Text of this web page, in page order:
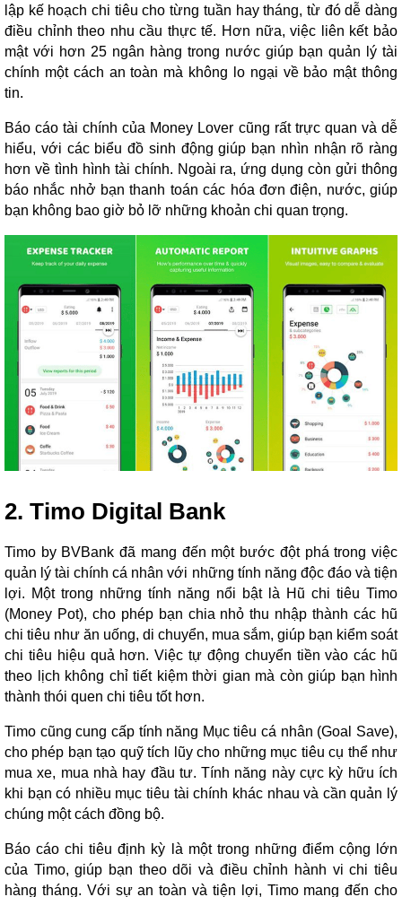
lập kế hoạch chi tiêu cho từng tuần hay tháng, từ đó dễ dàng
điều chỉnh theo nhu cầu thực tế. Hơn nữa, việc liên kết bảo
mật với hơn 25 ngân hàng trong nước giúp bạn quản lý tài
chính một cách an toàn mà không lo ngại về bảo mật thông
tin.
Báo cáo tài chính của Money Lover cũng rất trực quan và dễ
hiểu, với các biểu đồ sinh động giúp bạn nhìn nhận rõ ràng
hơn về tình hình tài chính. Ngoài ra, ứng dụng còn gửi thông
báo nhắc nhở bạn thanh toán các hóa đơn điện, nước, giúp
bạn không bao giờ bỏ lỡ những khoản chi quan trọng.
2. Timo Digital Bank
Timo by BVBank đã mang đến một bước đột phá trong việc
quản lý tài chính cá nhân với những tính năng độc đáo và tiện
lợi. Một trong những tính năng nổi bật là Hũ chi tiêu Timo
(Money Pot), cho phép bạn chia nhỏ thu nhập thành các hũ
chi tiêu như ăn uống, di chuyển, mua sắm, giúp bạn kiểm soát
chi tiêu hiệu quả hơn. Việc tự động chuyển tiền vào các hũ
theo lịch không chỉ tiết kiệm thời gian mà còn giúp bạn hình
thành thói quen chi tiêu tốt hơn.
Timo cũng cung cấp tính năng Mục tiêu cá nhân (Goal Save),
cho phép bạn tạo quỹ tích lũy cho những mục tiêu cụ thể như
mua xe, mua nhà hay đầu tư. Tính năng này cực kỳ hữu ích
khi bạn có nhiều mục tiêu tài chính khác nhau và cần quản lý
chúng một cách đồng bộ.
Báo cáo chi tiêu định kỳ là một trong những điểm cộng lớn
của Timo, giúp bạn theo dõi và điều chỉnh hành vi chi tiêu
hàng tháng. Với sự an toàn và tiện lợi, Timo mang đến cho